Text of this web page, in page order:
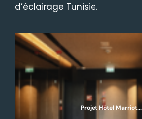
d’éclairage Tunisie.
Projet Hôtel Marriot...